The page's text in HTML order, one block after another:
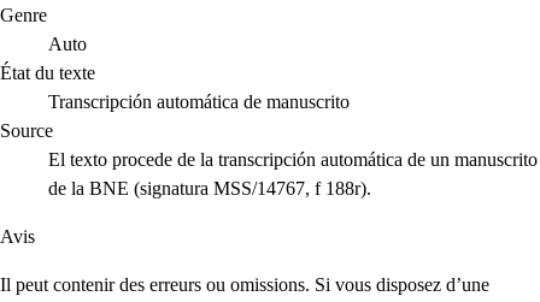
Genre
Auto
État du texte
Transcripción automática de manuscrito
Source
El texto procede de la transcripción automática de un manuscrito
de la BNE (signatura MSS/14767, f 188r).
Avis
Il peut contenir des erreurs ou omissions. Si vous disposez d’une